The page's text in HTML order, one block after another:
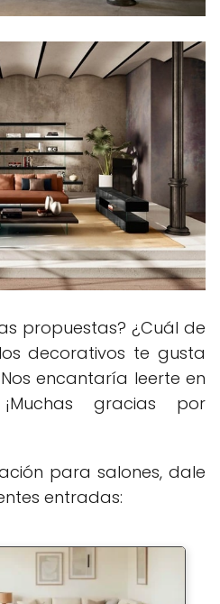
propuestas? ¿Cuál de
decorativos te gusta
encantaría leerte en
gracias por
para salones, dale
entradas: